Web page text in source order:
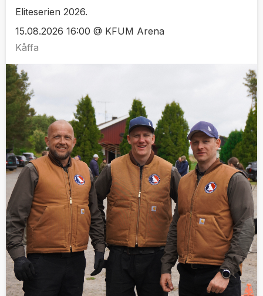
Eliteserien 2026.
15.08.2026 16:00 @ KFUM Arena
Kåffa